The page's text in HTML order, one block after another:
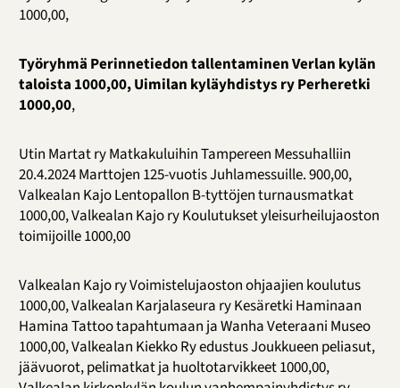
1000,00,
Työryhmä Perinnetiedon tallentaminen Verlan kylän
taloista 1000,00,Uimilan kyläyhdistys ry Perheretki
1000,00,
Utin Martat ry Matkakuluihin Tampereen Messuhalliin
20.4.2024 Marttojen 125-vuotis Juhlamessuille. 900,00,
Valkealan Kajo Lentopallon B-tyttöjen turnausmatkat
1000,00, Valkealan Kajo ry Koulutukset yleisurheilujaoston
toimijoille 1000,00
Valkealan Kajo ry Voimistelujaoston ohjaajien koulutus
1000,00, Valkealan Karjalaseura ry Kesäretki Haminaan
Hamina Tattoo tapahtumaan ja Wanha Veteraani Museo
1000,00, Valkealan Kiekko Ry edustus Joukkueen peliasut,
jäävuorot, pelimatkat ja huoltotarvikkeet 1000,00,